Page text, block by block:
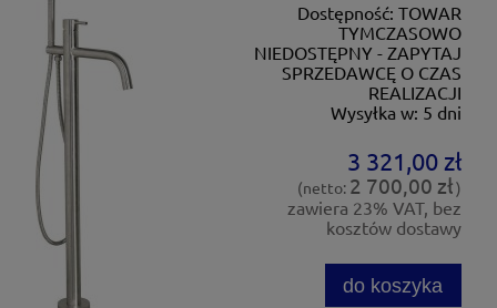
Dostępność: TOWAR
TYMCZASOWO
NIEDOSTĘPNY - ZAPYTAJ
SPRZEDAWCĘ O CZAS
REALIZACJI
Wysyłka w: 5 dni
3 321,00 zł
(netto: 2 700,00 zł)
zawiera 23% VAT, bez
kosztów dostawy
do koszyka